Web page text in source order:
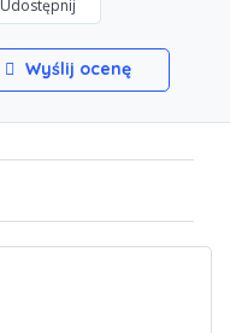
Udostępnij
Wyślij ocenę